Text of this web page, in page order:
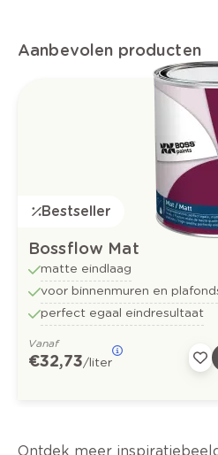
Aanbevolen producten
Bestseller
Bossflow Mat
matte eindlaag
voor binnenmuren en
perfect egaal eindresultaat
Vanaf
€ 32,73/liter
Ontdek meer